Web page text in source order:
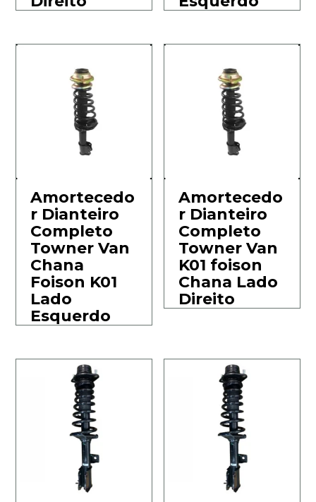
Amortecedo
r Dianteiro
Completo
Towner Van
Chana
Foison K01
Lado
Esquerdo
Amortecedo
r Dianteiro
Completo
Towner Van
K01 foison
Chana Lado
Direito